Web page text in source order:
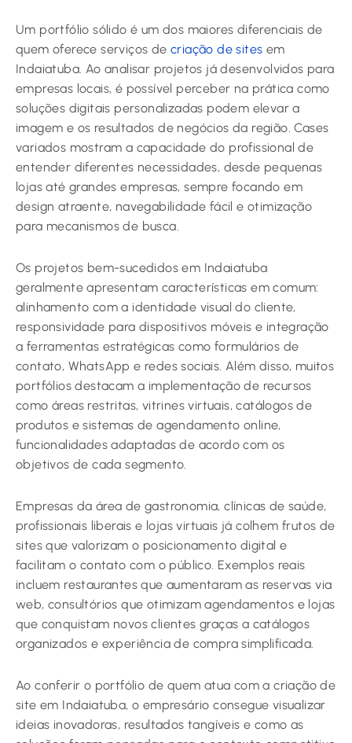
Um portfólio sólido é um dos maiores diferenciais de
quem oferece serviços de criação de sites em
Indaiatuba. Ao analisar projetos já desenvolvidos para
empresas locais, é possível perceber na prática como
soluções digitais personalizadas podem elevar a
imagem e os resultados de negócios da região. Cases
variados mostram a capacidade do profissional de
entender diferentes necessidades, desde pequenas
lojas até grandes empresas, sempre focando em
design atraente, navegabilidade fácil e otimização
para mecanismos de busca.
Os projetos bem-sucedidos em Indaiatuba
geralmente apresentam características em comum:
alinhamento com a identidade visual do cliente,
responsividade para dispositivos móveis e integração
a ferramentas estratégicas como formulários de
contato, WhatsApp e redes sociais. Além disso, muitos
portfólios destacam a implementação de recursos
como áreas restritas, vitrines virtuais, catálogos de
produtos e sistemas de agendamento online,
funcionalidades adaptadas de acordo com os
objetivos de cada segmento.
Empresas da área de gastronomia, clínicas de saúde,
profissionais liberais e lojas virtuais já colhem frutos de
sites que valorizam o posicionamento digital e
facilitam o contato com o público. Exemplos reais
incluem restaurantes que aumentaram as reservas via
web, consultórios que otimizam agendamentos e lojas
que conquistam novos clientes graças a catálogos
organizados e experiência de compra simplificada.
Ao conferir o portfólio de quem atua com a criação de
site em Indaiatuba, o empresário consegue visualizar
ideias inovadoras, resultados tangíveis e como as